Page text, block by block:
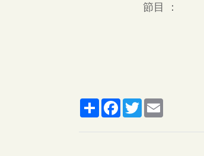
節目 ：
ShareFacebook
TwitterEmail